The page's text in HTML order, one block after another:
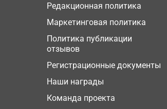
Редакционная политика
Маркетинговая политика
Политика публикации
отзывов
Регистрационные документы
Наши награды
Команда проекта